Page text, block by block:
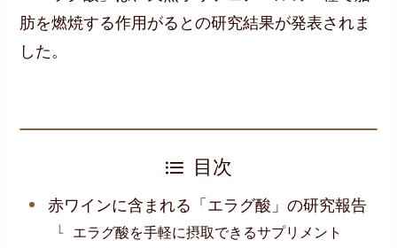
肪を燃焼する作用がるとの研究結果が発表されま
した。
目次
赤ワインに含まれる「エラグ酸」の研究報告
エラグ酸を手軽に摂取できるサプリメント